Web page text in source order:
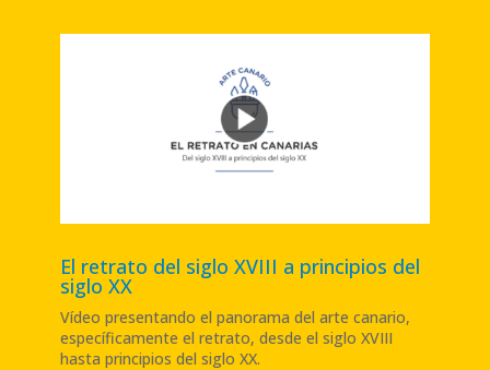
El retrato del siglo XVIII a principios del
siglo XX
Vídeo presentando el panorama del arte canario,
específicamente el retrato, desde el siglo XVIII
hasta principios del siglo XX.